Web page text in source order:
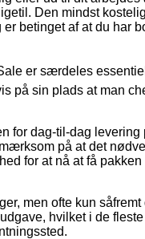
Den mindst
betinget af at du har
er særdeles
på sin plads at man
for dag-til-dag levering
på at det
for at nå at få
men ofte kun
hvilket i de